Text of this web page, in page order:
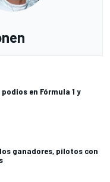
en Fórmula 1 y
los ganadores, pilotos con